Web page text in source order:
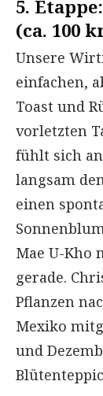
5.
(ca. 100
Unsere
einfachen,
Toast und
vorletzten
fühlt sich
langsam
einen
Mae U-Kho
gerade.
Pflanzen
Mexiko
und